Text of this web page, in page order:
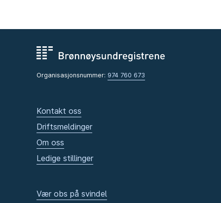
Organisasjonsnummer: 974 760 673
Kontakt oss
Driftsmeldinger
Om oss
Ledige stillinger
Vær obs på svindel